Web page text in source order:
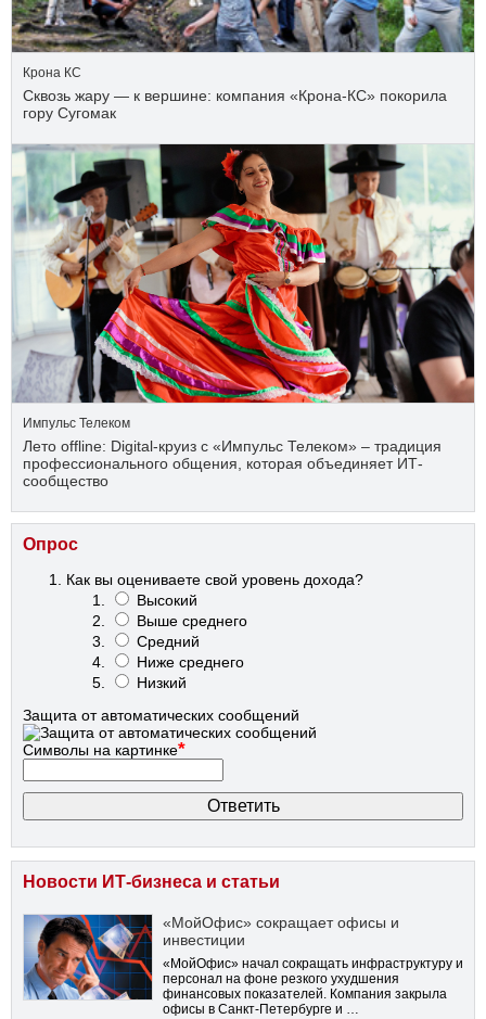
Крона КС
Сквозь жару — к вершине: компания «Крона‑КС» покорила
гору Сугомак
Импульс Телеком
Лето offline: Digital-круиз с «Импульс Телеком» – традиция
профессионального общения, которая объединяет ИТ-
сообщество
Опрос
Как вы оцениваете свой уровень дохода?
Высокий
Выше среднего
Средний
Ниже среднего
Низкий
Защита от автоматических сообщений
Символы на картинке*
Новости ИТ-бизнеса и статьи
«МойОфис» сокращает офисы и
инвестиции
«МойОфис» начал сокращать инфраструктуру и
персонал на фоне резкого ухудшения
финансовых показателей. Компания закрыла
офисы в Санкт-Петербурге и …